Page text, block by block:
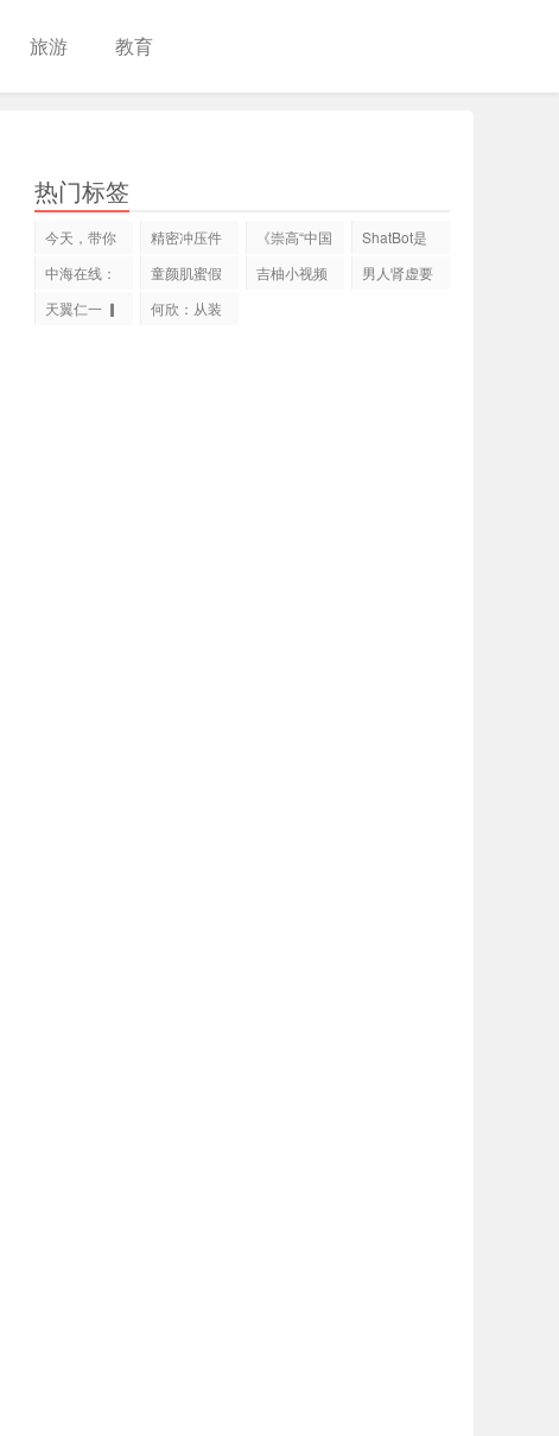
旅游 教育
热门标签
今天，带你
地
精密冲压件
「
《崇高“中国
ShatBot是
不是骗
中海在线：
心，
童颜肌蜜假
经频道
吉柚小视频
男人肾虚要
天翼仁一 ▎
何欣：从装